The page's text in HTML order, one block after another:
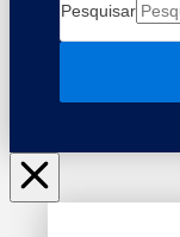
Pesquisar